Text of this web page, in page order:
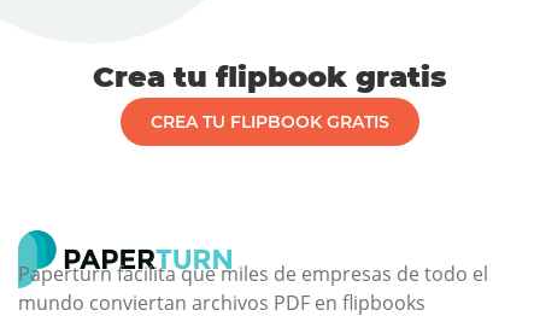
Crea tu flipbook gratis
CREA TU FLIPBOOK GRATIS
Paperturn facilita que miles de empresas de todo el
mundo conviertan archivos PDF en flipbooks